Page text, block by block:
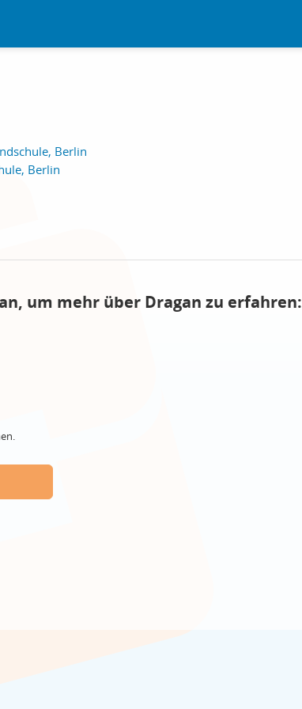
Berlin
Berlin
um mehr über Dragan zu erfahren: